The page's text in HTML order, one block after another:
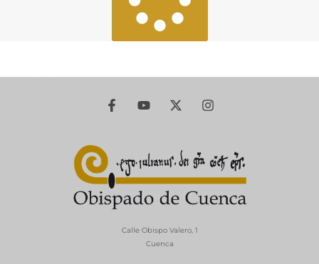
Calle Obispo Valero, 1
Cuenca